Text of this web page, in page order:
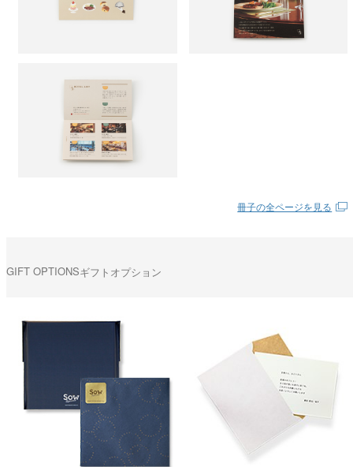
冊子の全ページを見る
GIFT OPTIONSギフトオプション